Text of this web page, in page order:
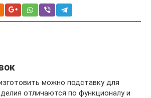
можно подставку для
отличаются по функционалу и